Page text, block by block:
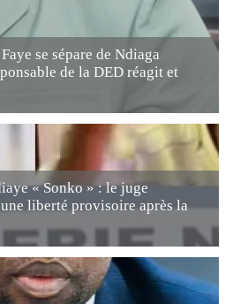
se sépare de Ndiaga
de la DED réagit et
« Sonko » : le juge
liberté provisoire après la